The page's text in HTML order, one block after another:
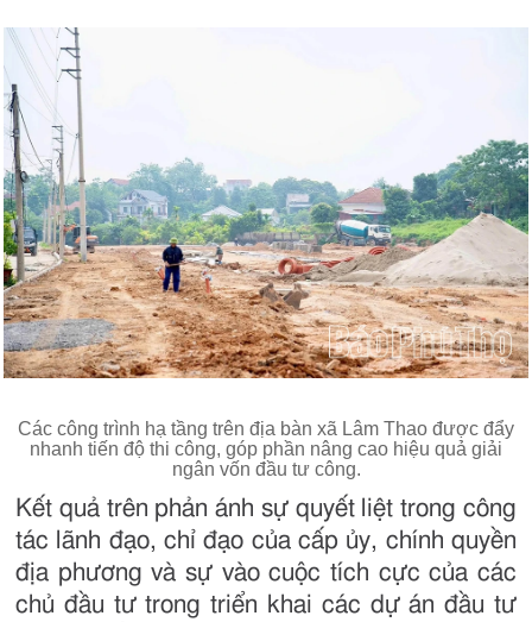
Các công trình hạ tầng trên địa bàn xã Lâm Thao được đẩy
nhanh tiến độ thi công, góp phần nâng cao hiệu quả giải
ngân vốn đầu tư công.
Kết quả trên phản ánh sự quyết liệt trong công
tác lãnh đạo, chỉ đạo của cấp ủy, chính quyền
địa phương và sự vào cuộc tích cực của các
chủ đầu tư trong triển khai các dự án đầu tư